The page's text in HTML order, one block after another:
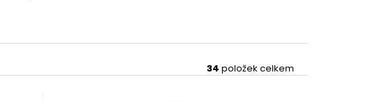
34 položek celkem